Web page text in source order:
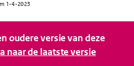
1-4-2023
oudere versie van deze
naar de laatste versie